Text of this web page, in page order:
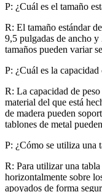
P: ¿Cuál es el tamaño
R: El tamaño estándar
9,5 pulgadas de ancho y
tamaños pueden variar
P: ¿Cuál es la
R: La capacidad de
material del que está
de madera pueden
tablones de metal
P: ¿Cómo se utiliza una
R: Para utilizar una
horizontalmente sobre
apoyados de forma